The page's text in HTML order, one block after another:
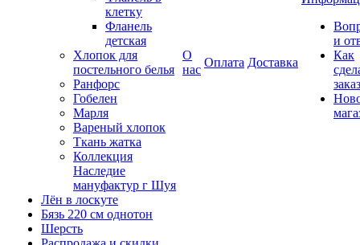
клетку
Фланель
детская
Хлопок для
постельного белья
Ранфорс
Гобелен
Марля
Вареный хлопок
Ткань жатка
Коллекция
Наследие
мануфактур г Шуя
Лён в лоскуте
Бязь 220 см однотон
Шерсть
О
нас
Оплата Доставка
и
Как
заказ